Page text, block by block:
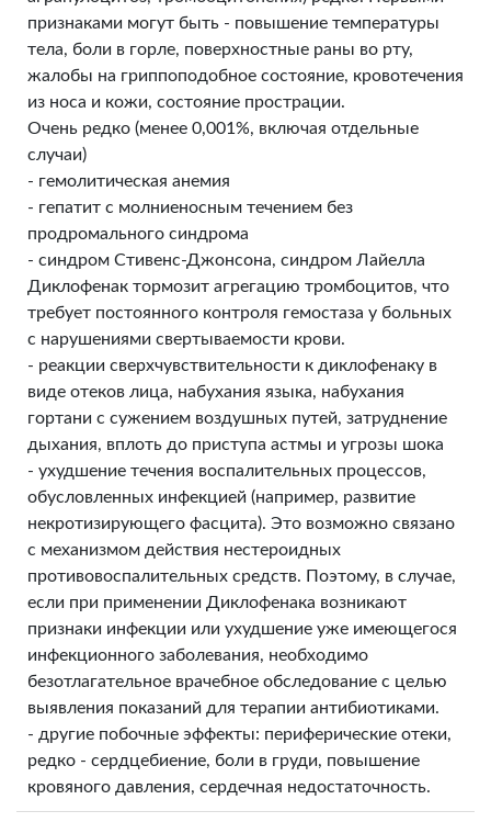
признаками могут быть - повышение температуры
тела, боли в горле, поверхностные раны во рту,
жалобы на гриппоподобное состояние, кровотечения
из носа и кожи, состояние прострации.
Очень редко (менее 0,001%, включая отдельные
случаи)
- гемолитическая анемия
- гепатит с молниеносным течением без
продромального синдрома
- синдром Стивенс-Джонсона, синдром Лайелла
Диклофенак тормозит агрегацию тромбоцитов, что
требует постоянного контроля гемостаза у больных
с нарушениями свертываемости крови.
- реакции сверхчувствительности к диклофенаку в
виде отеков лица, набухания языка, набухания
гортани с сужением воздушных путей, затруднение
дыхания, вплоть до приступа астмы и угрозы шока
- ухудшение течения воспалительных процессов,
обусловленных инфекцией (например, развитие
некротизирующего фасцита). Это возможно связано
с механизмом действия нестероидных
противовоспалительных средств. Поэтому, в случае,
если при применении Диклофенака возникают
признаки инфекции или ухудшение уже имеющегося
инфекционного заболевания, необходимо
безотлагательное врачебное обследование с целью
выявления показаний для терапии антибиотиками.
- другие побочные эффекты: периферические отеки,
редко - сердцебиение, боли в груди, повышение
кровяного давления, сердечная недостаточность.